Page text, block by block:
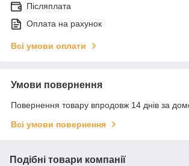
Післяплата
Оплата на рахунок
Всі умови оплати
Умови повернення
Повернення товару впродовж 14 днів за
Всі умови повернення
Подібні товари компанії